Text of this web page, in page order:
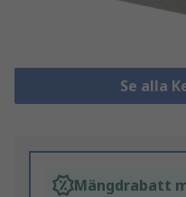
Se alla
Mängdrabatt